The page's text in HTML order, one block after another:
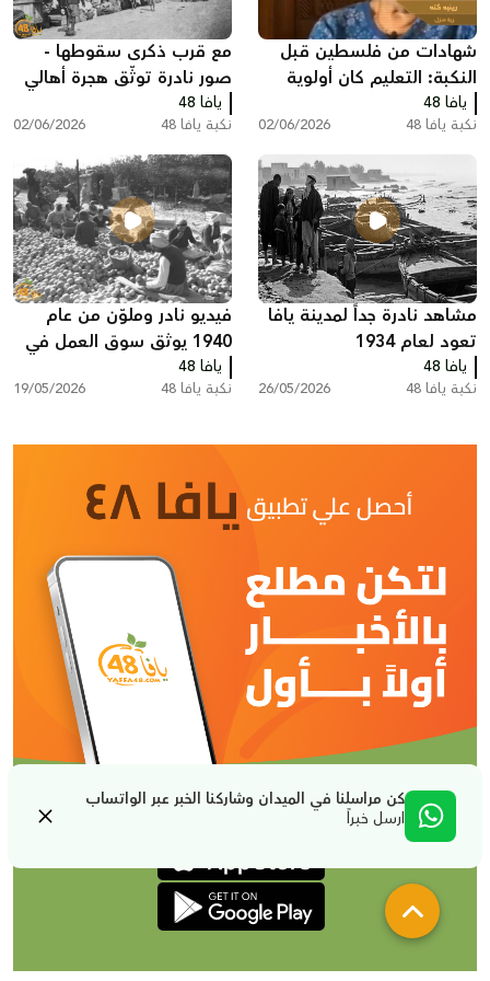
كن مراسلنا في الميدان وشاركنا الخبر عبر الواتساب
ارسل خبراً
شهادات من فلسطين قبل
النكبة: التعليم كان أولوية
لدى العديد من العائلات
يافا 48
نكبة يافا 48 02/06/2026
مع قرب ذكرى سقوطها -
صور نادرة توثّق هجرة أهالي
اللد والرملة
يافا 48
نكبة يافا 48 02/06/2026
مشاهد نادرة جداً لمدينة يافا
تعود لعام 1934
يافا 48
نكبة يافا 48 26/05/2026
فيديو نادر وملوّن من عام
1940 يوثق سوق العمل في
تصدير البرتقال اليافاوي عبر
ميناء يافا
يافا 48
نكبة يافا 48 19/05/2026